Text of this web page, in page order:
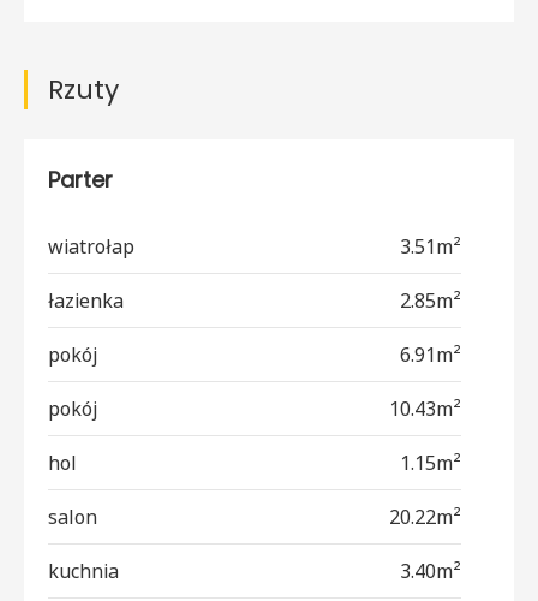
Rzuty
Parter
wiatrołap 3.51m²
łazienka 2.85m²
pokój 6.91m²
pokój 10.43m²
hol 1.15m²
salon 20.22m²
kuchnia 3.40m²